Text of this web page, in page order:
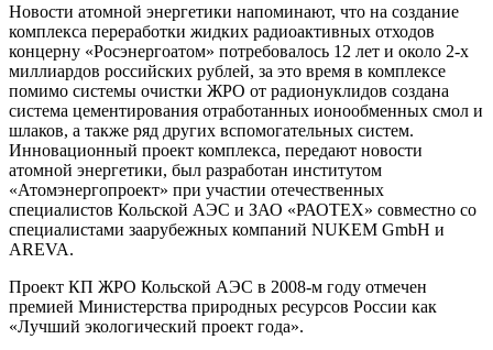
Новости атомной энергетики напоминают, что на создание
комплекса переработки жидких радиоактивных отходов
концерну «Росэнергоатом» потребовалось 12 лет и около 2-х
миллиардов российских рублей, за это время в комплексе
помимо системы очистки ЖРО от радионуклидов создана
система цементирования отработанных ионообменных смол и
шлаков, а также ряд других вспомогательных систем.
Инновационный проект комплекса, передают новости
атомной энергетики, был разработан институтом
«Атомэнергопроект» при участии отечественных
специалистов Кольской АЭС и ЗАО «РАОТЕХ» совместно со
специалистами заарубежных компаний NUKEM GmbH и
AREVA.
Проект КП ЖРО Кольской АЭС в 2008-м году отмечен
премией Министерства природных ресурсов России как
«Лучший экологический проект года».